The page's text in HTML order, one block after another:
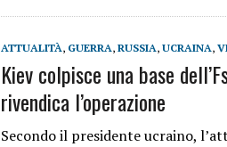
ATTUALITÀ, GUERRA, RUSSIA, UCRAINA,
Kiev colpisce una base
rivendica l’operazione
Secondo il presidente ucraino,